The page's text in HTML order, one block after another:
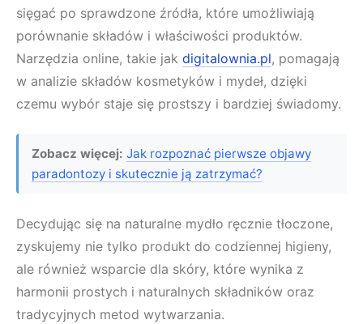
sięgać po sprawdzone źródła, które umożliwiają
porównanie składów i właściwości produktów.
Narzędzia online, takie jak digitalownia.pl, pomagają
w analizie składów kosmetyków i mydeł, dzięki
czemu wybór staje się prostszy i bardziej świadomy.
Zobacz więcej: Jak rozpoznać pierwsze objawy
paradontozy i skutecznie ją zatrzymać?
Decydując się na naturalne mydło ręcznie tłoczone,
zyskujemy nie tylko produkt do codziennej higieny,
ale również wsparcie dla skóry, które wynika z
harmonii prostych i naturalnych składników oraz
tradycyjnych metod wytwarzania.